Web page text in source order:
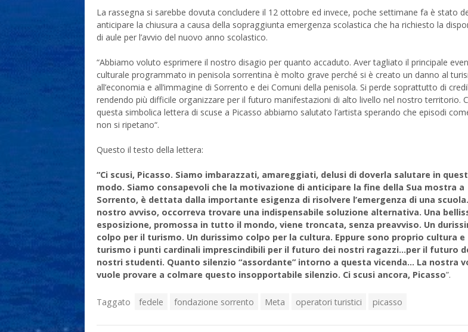
La rassegna si sarebbe dovuta concludere il 12 ottobre ed invece, poche settimane fa è stato
anticipare la chiusura a causa della sopraggiunta emergenza scolastica che ha richiesto la
di aule per l’avvio del nuovo anno scolastico.
“Abbiamo voluto esprimere il nostro disagio per quanto accaduto. Aver tagliato il principale
culturale programmato in penisola sorrentina è molto grave perché si è creato un danno al
all’economia e all’immagine di Sorrento e dei Comuni della penisola. Si perde soprattutto di
rendendo più difficile organizzare per il futuro manifestazioni di alto livello nel nostro territorio.
questa simbolica lettera di scuse a Picasso abbiamo salutato l’artista sperando che episodi
non si ripetano“.
Questo il testo della lettera:
“Ci scusi, Picasso. Siamo imbarazzati, amareggiati, delusi di doverla salutare in
modo. Siamo consapevoli che la motivazione di anticipare la fine della Sua mostra a
Sorrento, è dettata dalla importante esigenza di risolvere l’emergenza di una
nostro avviso, occorreva trovare una indispensabile soluzione alternativa. Una
esposizione, promossa in tutto il mondo, viene troncata, senza preavviso. Un
colpo per il turismo. Un durissimo colpo per la cultura. Eppure sono proprio cultura e
turismo i punti cardinali imprescindibili per il futuro dei nostri ragazzi…per il futuro
nostri studenti. Quanto silenzio “assordante” intorno a questa vicenda… La nostra
vuole provare a colmare questo insopportabile silenzio. Ci scusi ancora, Picasso”.
Taggato fedele fondazione sorrento Meta operatori turistici picasso